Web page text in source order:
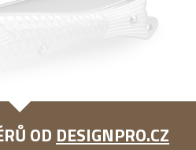
OD DESIGNPRO.CZ